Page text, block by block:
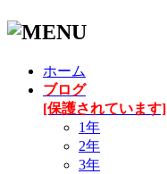
ホーム
ブログ
[保護されています]
1年
2年
3年